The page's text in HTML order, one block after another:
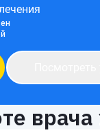
врача